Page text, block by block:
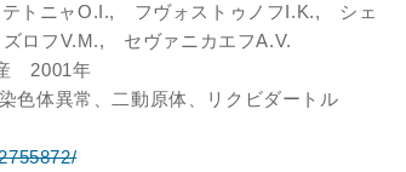
トニャO.I., フヴォストゥノフI.K., シェ
ロフV.M., セヴァニカエフA.V.
2001年
色体異常、二動原体、リクビダートル